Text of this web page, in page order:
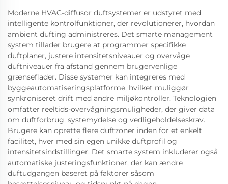
Moderne HVAC-diffusor duftsystemer er udstyret med
intelligente kontrolfunktioner, der revolutionerer, hvordan
ambient dufting administreres. Det smarte management
system tillader brugere at programmer specifikke
duftplaner, justere intensitetsniveauer og overvåge
duftniveauer fra afstand gennem brugervenlige
grænseflader. Disse systemer kan integreres med
byggeautomatiseringsplatforme, hvilket muliggør
synkroniseret drift med andre miljøkontroller. Teknologien
omfatter reeltids-overvågningsmuligheder, der giver data
om duftforbrug, systemydelse og vedligeholdelseskrav.
Brugere kan oprette flere duftzoner inden for et enkelt
facilitet, hver med sin egen unikke duftprofil og
intensitetsindstillinger. Det smarte system inkluderer også
automatiske justeringsfunktioner, der kan ændre
duftudgangen baseret på faktorer såsom